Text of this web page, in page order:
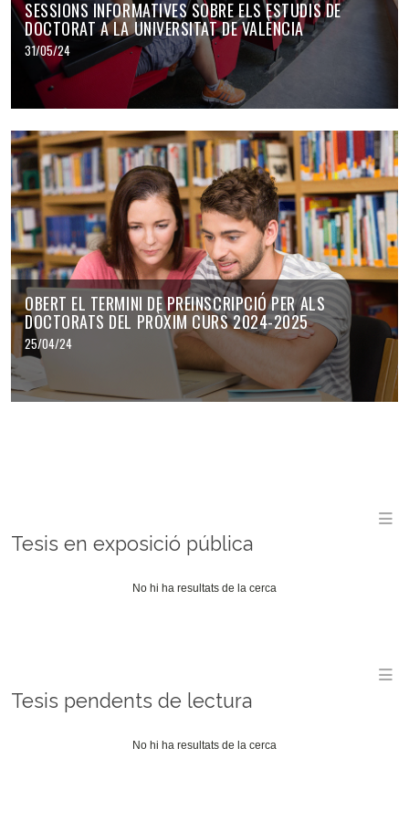
SESSIONS INFORMATIVES SOBRE ELS ESTUDIS DE
DOCTORAT A LA UNIVERSITAT DE VALÈNCIA
31/05/24
OBERT EL TERMINI DE PREINSCRIPCIÓ PER ALS
DOCTORATS DEL PRÒXIM CURS 2024-2025
25/04/24
Tesis en exposició pública
No hi ha resultats de la cerca
Tesis pendents de lectura
No hi ha resultats de la cerca